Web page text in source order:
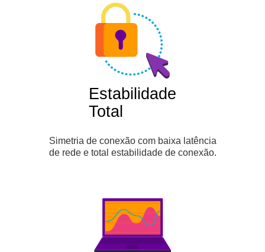
Estabilidade
Total
Simetria de conexão com baixa latência
de rede e total estabilidade de conexão.